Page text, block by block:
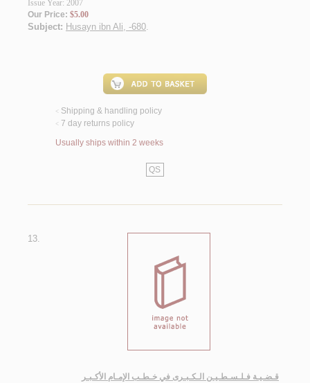
Issue Year: 2007
Our Price: $5.00
Subject: Husayn ibn Ali, -680.
< Shipping & handling policy
< 7 day returns policy
Usually ships within 2 weeks
QS
13.
قـضـيـة فـلـسـطـيـن الـكـبـرى في خـطـب الإمـام الأكـبـر